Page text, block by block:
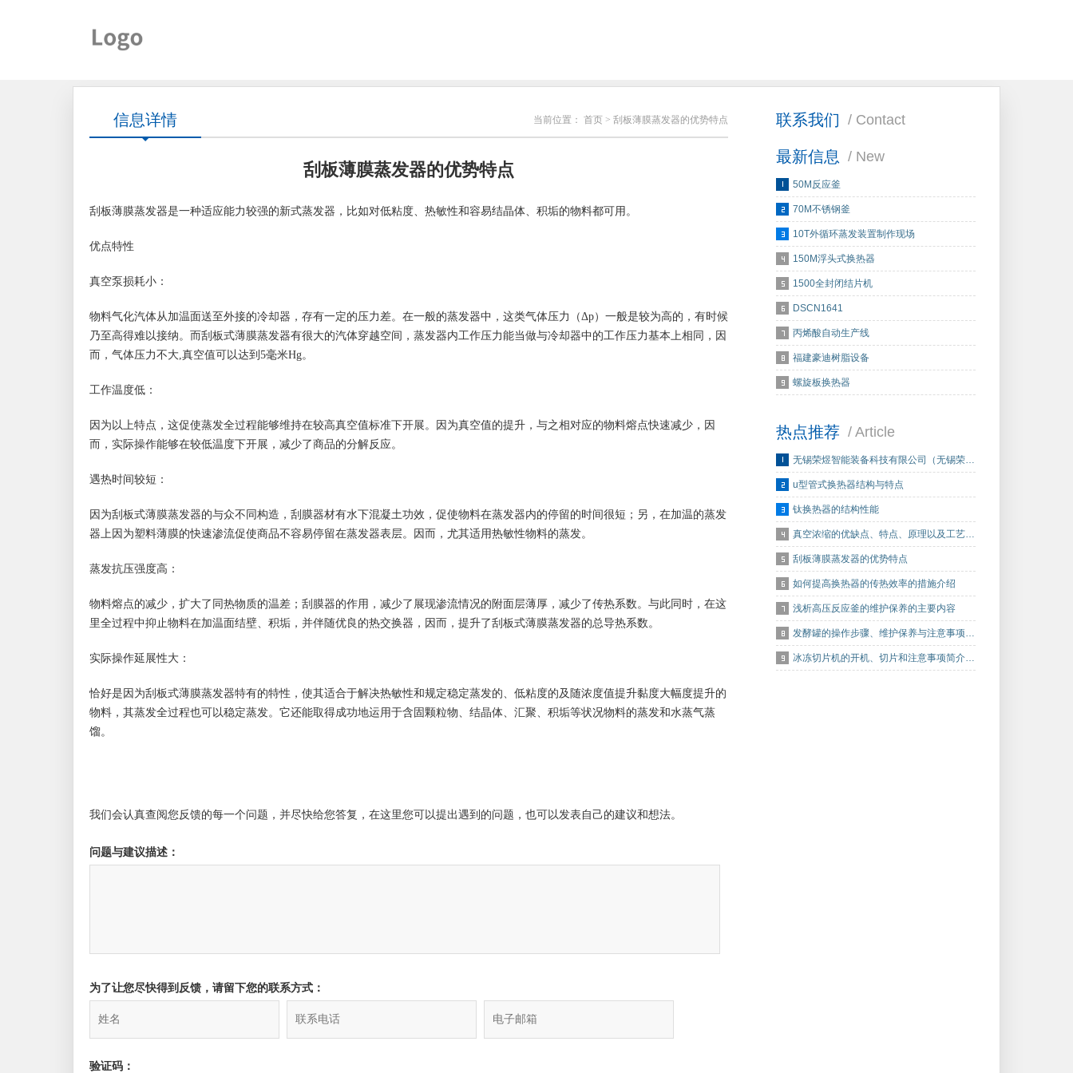
联系我们 / Contact
最新信息 / New
50M反应釜
70M不锈钢釜
10T外循环蒸发装置制作现场
150M浮头式换热器
1500全封闭结片机
DSCN1641
丙烯酸自动生产线
福建豪迪树脂设备
螺旋板换热器
热点推荐 / Article
无锡荣煜智能装备科技有限公司（无锡荣…
u型管式换热器结构与特点
钛换热器的结构性能
真空浓缩的优缺点、特点、原理以及工艺…
刮板薄膜蒸发器的优势特点
如何提高换热器的传热效率的措施介绍
浅析高压反应釜的维护保养的主要内容
发酵罐的操作步骤、维护保养与注意事项…
冰冻切片机的开机、切片和注意事项简介…
信息详情 当前位置： 首页 > 刮板薄膜蒸发器的优势特点
刮板薄膜蒸发器的优势特点
刮板薄膜蒸发器是一种适应能力较强的新式蒸发器，比如对低粘度、热敏性和容易结晶体、积垢的物料都可用。
优点特性
真空泵损耗小：
物料气化汽体从加温面送至外接的冷却器，存有一定的压力差。在一般的蒸发器中，这类气体压力（Δp）一般是较为高的，有时候
乃至高得难以接纳。而刮板式薄膜蒸发器有很大的汽体穿越空间，蒸发器内工作压力能当做与冷却器中的工作压力基本上相同，因
而，气体压力不大,真空值可以达到5毫米Hg。
工作温度低：
因为以上特点，这促使蒸发全过程能够维持在较高真空值标准下开展。因为真空值的提升，与之相对应的物料熔点快速减少，因
而，实际操作能够在较低温度下开展，减少了商品的分解反应。
遇热时间较短：
因为刮板式薄膜蒸发器的与众不同构造，刮膜器材有水下混凝土功效，促使物料在蒸发器内的停留的时间很短；另，在加温的蒸发
器上因为塑料薄膜的快速渗流促使商品不容易停留在蒸发器表层。因而，尤其适用热敏性物料的蒸发。
蒸发抗压强度高：
物料熔点的减少，扩大了同热物质的温差；刮膜器的作用，减少了展现渗流情况的附面层薄厚，减少了传热系数。与此同时，在这
里全过程中抑止物料在加温面结壁、积垢，并伴随优良的热交换器，因而，提升了刮板式薄膜蒸发器的总导热系数。
实际操作延展性大：
恰好是因为刮板式薄膜蒸发器特有的特性，使其适合于解决热敏性和规定稳定蒸发的、低粘度的及随浓度值提升黏度大幅度提升的
物料，其蒸发全过程也可以稳定蒸发。它还能取得成功地运用于含固颗粒物、结晶体、汇聚、积垢等状况物料的蒸发和水蒸气蒸
馏。
我们会认真查阅您反馈的每一个问题，并尽快给您答复，在这里您可以提出遇到的问题，也可以发表自己的建议和想法。
问题与建议描述：
为了让您尽快得到反馈，请留下您的联系方式：
验证码：